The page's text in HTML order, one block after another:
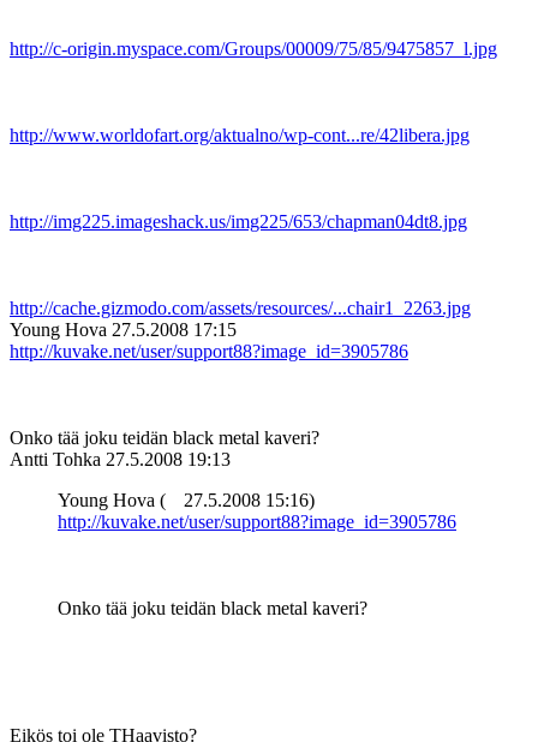
http://c-origin.myspace.com/Groups/00009/75/85/9475857_l.jpg
http://www.worldofart.org/aktualno/wp-cont...re/42libera.jpg
http://img225.imageshack.us/img225/653/chapman04dt8.jpg
http://cache.gizmodo.com/assets/resources/...chair1_2263.jpg
Young Hova 27.5.2008 17:15
http://kuvake.net/user/support88?image_id=3905786
Onko tää joku teidän black metal kaveri?
Antti Tohka 27.5.2008 19:13
Young Hova (
27.5.2008 15:16)
http://kuvake.net/user/support88?image_id=3905786
Onko tää joku teidän black metal kaveri?
Eikös toi ole THaavisto?